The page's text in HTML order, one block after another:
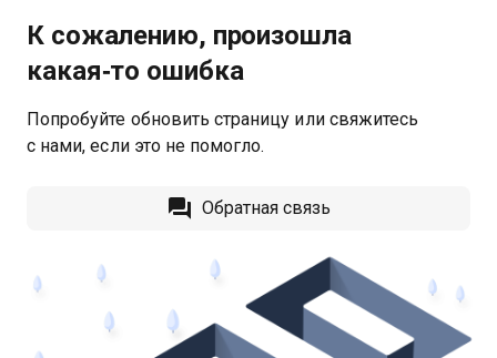
К сожалению, произошла
какая‑то ошибка
Попробуйте обновить страницу или свяжитесь
с нами, если это не помогло.
Обратная связь